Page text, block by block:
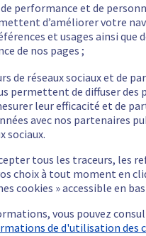
performance et de
d’améliorer votre
et usages ainsi que
de nos pages ;
de réseaux sociaux et de
permettent de diffuser des
leur efficacité et de
avec nos partenaires
sociaux.
tous les traceurs, les
choix à tout moment en
cookies » accessible en
vous pouvez
de d'utilisation des